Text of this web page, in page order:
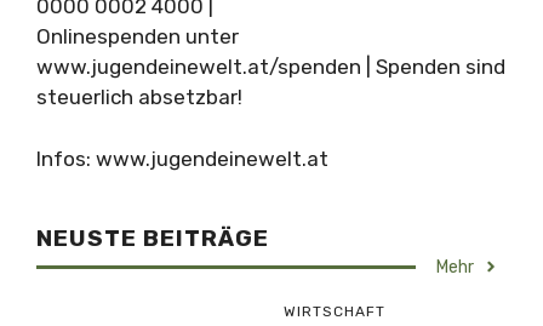
0000 0002 4000 |
Onlinespenden unter
www.jugendeinewelt.at/spenden | Spenden sind
steuerlich absetzbar!
Infos: www.jugendeinewelt.at
NEUSTE BEITRÄGE
Mehr
WIRTSCHAFT